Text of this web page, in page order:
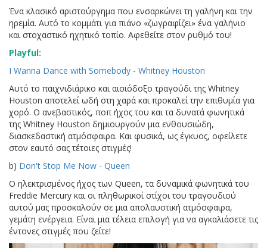
Ένα κλασικό αριστούργημα που ενσαρκώνει τη γαλήνη και την
ηρεμία. Αυτό το κομμάτι για πιάνο «ζωγραφίζει» ένα γαλήνιο
και στοχαστικό ηχητικό τοπίο. Αφεθείτε στον ρυθμό του!
Playful:
I Wanna Dance with Somebody - Whitney Houston
Αυτό το παιχνιδιάρικο και αισιόδοξο τραγούδι της Whitney
Houston αποτελεί ωδή στη χαρά και προκαλεί την επιθυμία για
χορό. Ο ανεβαστικός, ποπ ήχος του και τα δυνατά φωνητικά
της Whitney Houston δημιουργούν μια ενθουσιώδη,
διασκεδαστική ατμόσφαιρα. Και φυσικά, ως έγκυος, οφείλετε
στον εαυτό σας τέτοιες στιγμές!
b) Don't Stop Me Now - Queen
Ο ηλεκτρισμένος ήχος των Queen, τα δυναμικά φωνητικά του
Freddie Mercury και οι πληθωρικοί στίχοι του τραγουδιού
αυτού μας προσκαλούν σε μια απολαυστική ατμόσφαιρα,
γεμάτη ενέργεια. Είναι μια τέλεια επιλογή για να αγκαλιάσετε τις
έντονες στιγμές που ζείτε!